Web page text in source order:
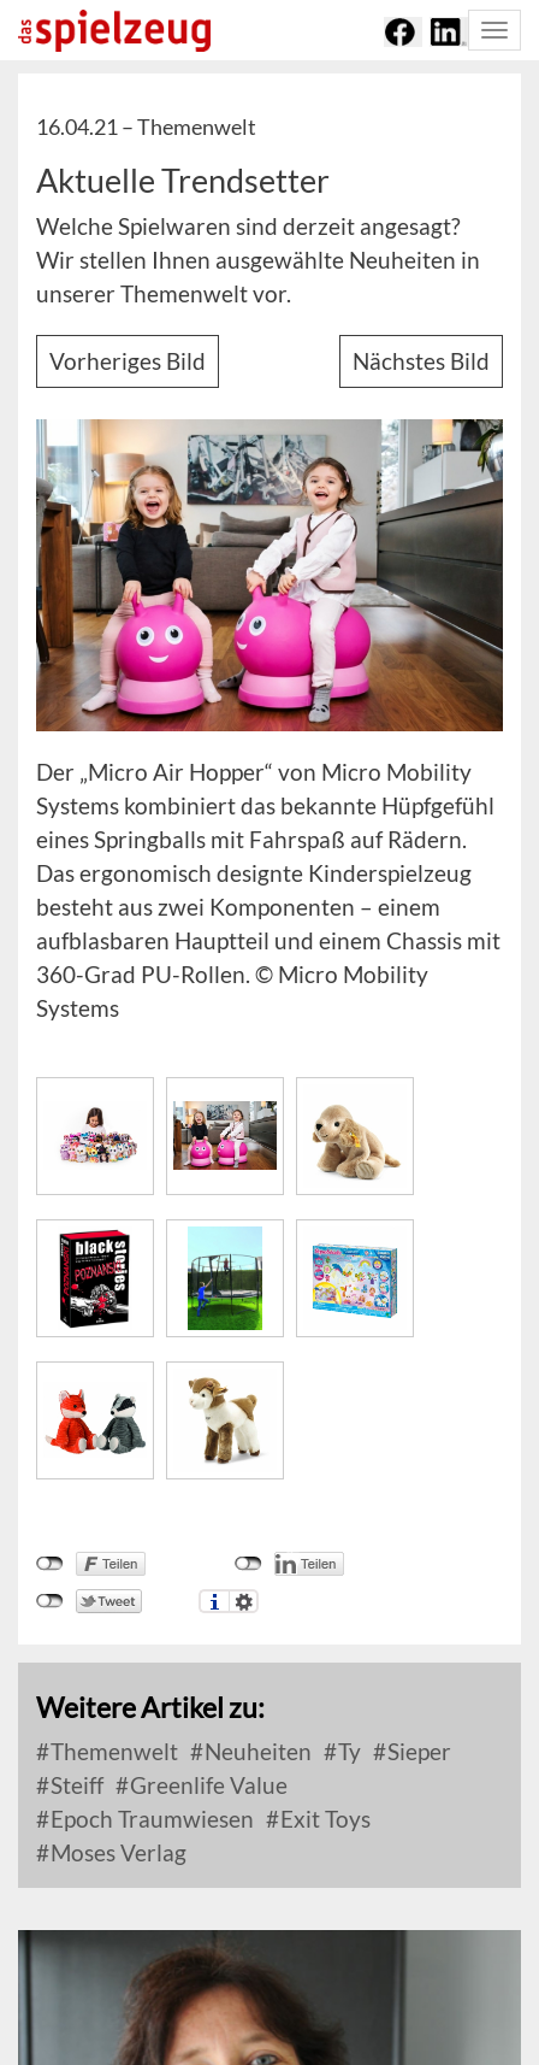
16.04.21 –Themenwelt
Aktuelle Trendsetter
Welche Spielwaren sind derzeit angesagt?
Wir stellen Ihnen ausgewählte Neuheiten in
unserer Themenwelt vor.
Vorheriges Bild Nächstes Bild
Der „Micro Air Hopper“ von Micro Mobility
Systems kombiniert das bekannte Hüpfgefühl
eines Springballs mit Fahrspaß auf Rädern.
Das ergonomisch designte Kinderspielzeug
besteht aus zwei Komponenten – einem
aufblasbaren Hauptteil und einem Chassis mit
360-Grad PU-Rollen. © Micro Mobility
Systems
Weitere Artikel zu:
Themenwelt Neuheiten Ty
Sieper
Steiff
Greenlife Value
Epoch Traumwiesen
Exit Toys
Moses Verlag